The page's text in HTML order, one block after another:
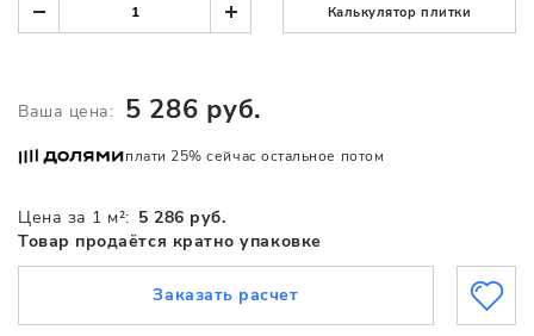
Цена за 1 м²: 5 286 руб.
Товар продаётся кратно упаковке
Калькулятор плитки
Ваша цена: 5 286 руб.
плати 25% сейчас остальное потом
Заказать расчет